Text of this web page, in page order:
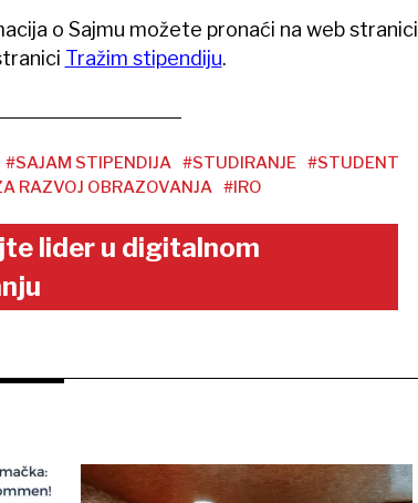
o Sajmu možete pronaći na web stranici
Tražim stipendiju.
#SAJAM STIPENDIJA #STUDIRANJE #STUDENT
RAZVOJ OBRAZOVANJA #IRO
lider u digitalnom